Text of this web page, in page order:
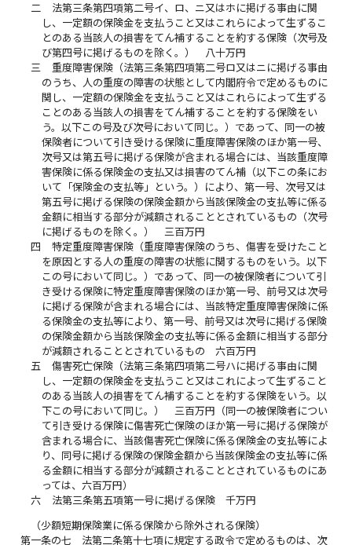
二
法第三条第四項第二号イ、ロ、ニ又はホに掲げる事由に関
し、一定額の保険金を支払うこと又はこれらによって生ずるこ
とのある当該人の損害をてん補することを約する保険（次号及
び第四号に掲げるものを除く。） 八十万円
三
重度障害保険（法第三条第四項第二号ロ又はニに掲げる事由
のうち、人の重度の障害の状態として内閣府令で定めるものに
関し、一定額の保険金を支払うこと又はこれらによって生ずる
ことのある当該人の損害をてん補することを約する保険をい
う。以下この号及び次号において同じ。）であって、同一の被
保険者について引き受ける保険に重度障害保険のほか第一号、
次号又は第五号に掲げる保険が含まれる場合には、当該重度障
害保険に係る保険金の支払又は損害のてん補（以下この条にお
いて「保険金の支払等」という。）により、第一号、次号又は
第五号に掲げる保険の保険金額から当該保険金の支払等に係る
金額に相当する部分が減額されることとされているもの（次号
に掲げるものを除く。） 三百万円
四
特定重度障害保険（重度障害保険のうち、傷害を受けたこと
を原因とする人の重度の障害の状態に関するものをいう。以下
この号において同じ。）であって、同一の被保険者について引
き受ける保険に特定重度障害保険のほか第一号、前号又は次号
に掲げる保険が含まれる場合には、当該特定重度障害保険に係
る保険金の支払等により、第一号、前号又は次号に掲げる保険
の保険金額から当該保険金の支払等に係る金額に相当する部分
が減額されることとされているもの 六百万円
五
傷害死亡保険（法第三条第四項第二号ハに掲げる事由に関
し、一定額の保険金を支払うこと又はこれによって生ずること
のある当該人の損害をてん補することを約する保険をいう。以
下この号において同じ。） 三百万円（同一の被保険者につい
て引き受ける保険に傷害死亡保険のほか第一号に掲げる保険が
含まれる場合に、当該傷害死亡保険に係る保険金の支払等によ
り、同号に掲げる保険の保険金額から当該保険金の支払等に係
る金額に相当する部分が減額されることとされているものにあ
っては、六百万円）
六
法第三条第五項第一号に掲げる保険 千万円
（少額短期保険業に係る保険から除外される保険）
第一条の七
法第二条第十七項に規定する政令で定めるものは、次